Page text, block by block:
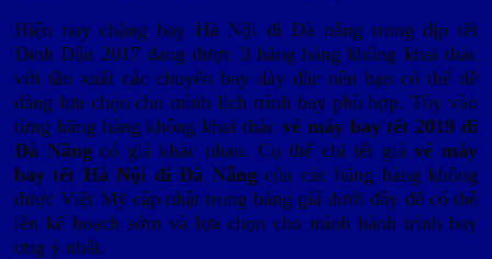
Hiện nay chặng bay Hà Nội đi Đà nẵng trong dịp tết
Đinh Dậu 2017 đang được 3 hãng hàng không khai thác
với tần xuất các chuyến bay dày đặc nên bạn có thể dễ
dàng lựa chọn cho mình lịch trình bay phù hợp. Tùy vào
từng hãng hàng không khai thác vé máy bay tết 2019 đi
Đà Năngcó giá khác nhau. Cụ thể chi tết giávé máy
bay tết Hà Nội đi Đà Nẵngcủa các hãng hàng không
được Việt Mỹ cập nhật trong bảng giá dưới đây để có thê
lên kế hoạch sớm và lựa chọn cho mình hành trình bay
ưng ý nhất.